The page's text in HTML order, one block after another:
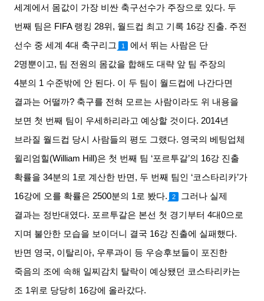
세계에서 몸값이 가장 비싼 축구선수가 주장으로 있다. 두
번째 팀은 FIFA 랭킹 28위 , 월드컵 최고 기록 16강 진출. 주전
선수 중 세계 4대 축구리그 1
에서 뛰는 사람은 단
2명뿐이고, 팀 전원의 몸값을 합해도 대략 앞 팀 주장의
4분의 1 수준밖에 안 된다. 이 두 팀이 월드컵에 나간다면
결과는 어떨까? 축구를 전혀 모르는 사람이라도 위 내용을
보면 첫 번째 팀이 우세하리라고 예상할 것이다. 2014년
브라질 월드컵 당시 사람들의 평도 그랬다. 영국의 베팅업체
윌리엄힐(William Hill)은 첫 번째 팀 ‘포르투갈’의 16강 진출
확률을 34분의 1로 계산한 반면, 두 번째 팀인 ‘코스타리카’가
16강에 오를 확률은 2500분의 1로 봤다. 2
그러나 실제
결과는 정반대였다. 포르투갈은 본선 첫 경기부터 4대0으로
지며 불안한 모습을 보이더니 결국 16강 진출에 실패했다.
반면 영국, 이탈리아, 우루과이 등 우승후보들이 포진한
죽음의 조에 속해 일찌감치 탈락이 예상됐던 코스타리카는
조 1위로 당당히 16강에 올라갔다.